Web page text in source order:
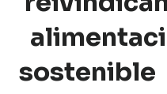
sostenible